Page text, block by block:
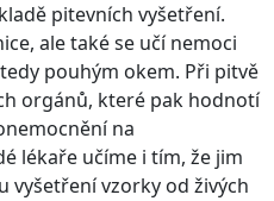
pitevních vyšetření.
ale také se učí nemoci
pouhým okem. Při pitvě
orgánů, které pak hodnotí
na
lékaře učíme i tím, že jim
vyšetření vzorky od živých